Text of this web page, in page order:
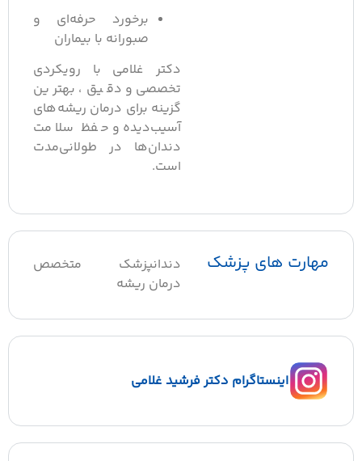
برخورد حرفه‌ای و
صبورانه با بیماران
دکتر غلامی با رویکردی
تخصصی و دقیق، بهترین
گزینه برای درمان ریشه‌های
آسیب‌دیده و حفظ سلامت
دندان‌ها در طولانی‌مدت
مهارت های پزشک
دندانپزشک متخصص
درمان ریشه
اینستاگرام دکتر فرشید غلامی